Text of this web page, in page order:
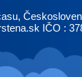
IČO :